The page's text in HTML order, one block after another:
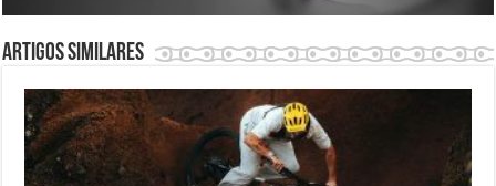
Artigos similares